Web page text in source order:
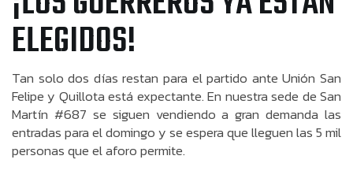
ELEGIDOS!
Tan solo dos días restan para el partido ante Unión San
Felipe y Quillota está expectante. En nuestra sede de San
Martín #687 se siguen vendiendo a gran demanda las
entradas para el domingo y se espera que lleguen las 5 mil
personas que el aforo permite.